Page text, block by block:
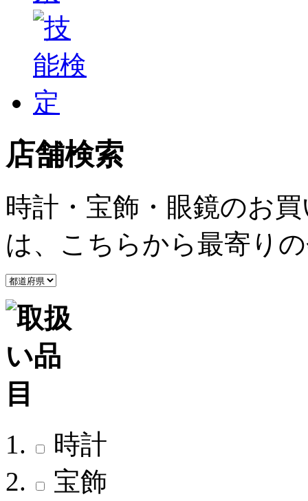
店舗検索
時計・宝飾・眼鏡のお
は、こちらから最寄り
時計
宝飾